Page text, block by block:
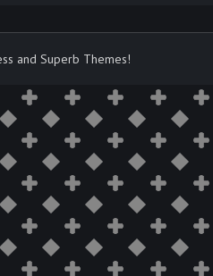
and Superb Themes!